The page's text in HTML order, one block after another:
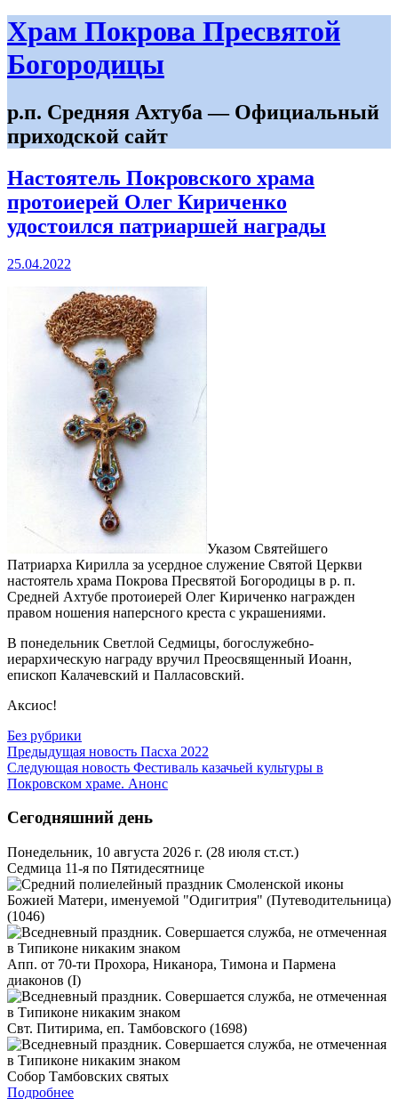
Храм Покрова Пресвятой
Богородицы
р.п. Средняя Ахтуба — Официальный
приходской сайт
Настоятель Покровского храма
протоиерей Олег Кириченко
удостоился патриаршей награды
25.04.2022
Указом Святейшего
Патриарха Кирилла за усердное служение Святой Церкви
настоятель храма Покрова Пресвятой Богородицы в р. п.
Средней Ахтубе протоиерей Олег Кириченко награжден
правом ношения наперсного креста с украшениями.
В понедельник Светлой Седмицы, богослужебно-
иерархическую награду вручил Преосвященный Иоанн,
епископ Калачевский и Палласовский.
Аксиос!
Без рубрики
Предыдущая новость Пасха 2022
Следующая новость Фестиваль казачьей культуры в
Покровском храме. Анонс
Сегодняшний день
Понедельник, 10 августа 2026 г. (28 июля ст.ст.)
Седмица 11-я по Пятидесятнице
Смоленской иконы
Божией Матери, именуемой "Одигитрия" (Путеводительница)
(1046)
Апп. от 70-ти Прохора, Никанора, Тимона и Пармена
диаконов (I)
Свт. Питирима, еп. Тамбовского (1698)
Собор Тамбовских святых
Подробнее